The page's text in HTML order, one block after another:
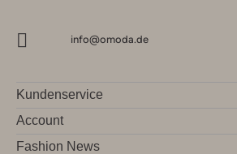
info@omoda.de
Kundenservice
Account
Fashion News